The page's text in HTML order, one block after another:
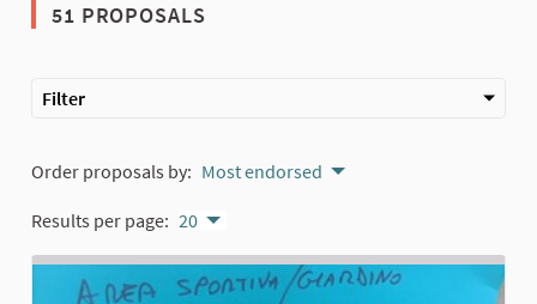
51 PROPOSALS
Filter
Order proposals by: Most endorsed
Results per page: 20